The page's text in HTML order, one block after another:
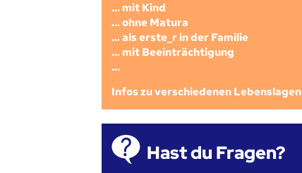
... mit Kind
... ohne Matura
... als erste_r in der Familie
... mit Beeinträchtigung
...
Infos zu verschiedenen Lebenslagen
Hast du Fragen?